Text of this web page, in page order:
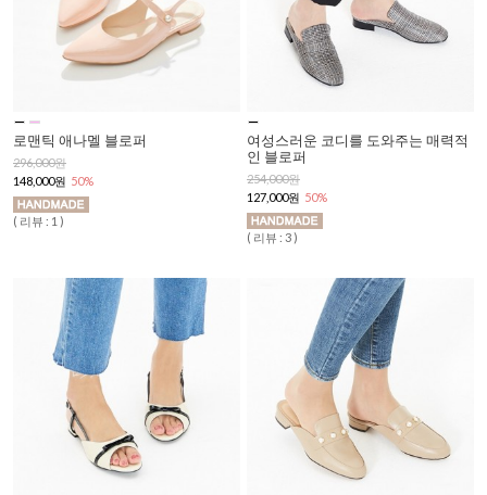
로맨틱 애나멜 블로퍼
296,000원
148,000원 50%
( 리뷰 : 1 )
여성스러운 코디를 도와주는 매력적
인 블로퍼
254,000원
127,000원 50%
( 리뷰 : 3 )